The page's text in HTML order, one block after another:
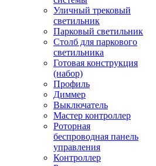
Уличный трековый
светильник
Парковый светильник
Столб для паркового
светильника
Готовая конструкция
(набор)
Профиль
Диммер
Выключатель
Мастер контроллер
Роторная
беспроводная панель
управления
Контроллер